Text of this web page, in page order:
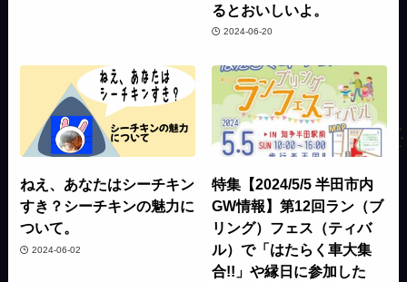
るとおいしいよ。
2024-06-20
ねえ、あなたはシーチキン
すき？シーチキンの魅力に
ついて。
2024-06-02
特集【2024/5/5 半田市内
GW情報】第12回ラン（ブ
リング）フェス（ティバ
ル）で「はたらく車大集
合!!」や縁日に参加した